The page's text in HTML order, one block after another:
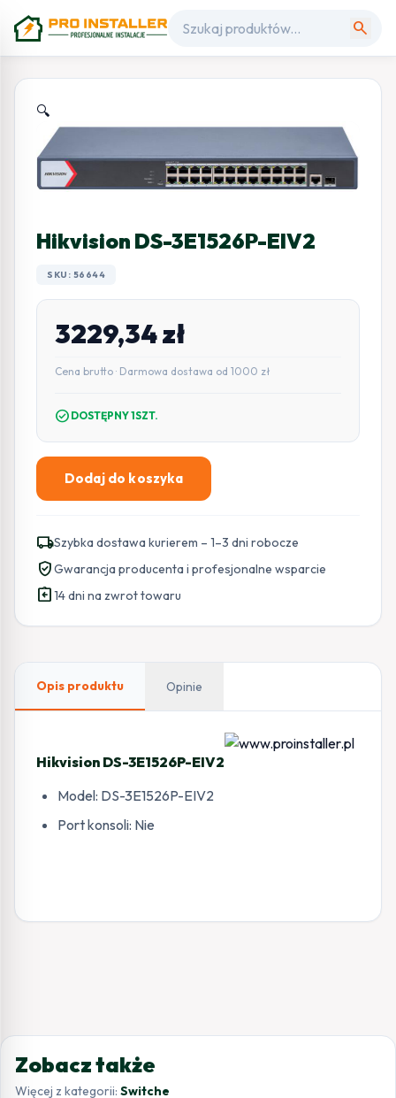
search
🔍
Hikvision DS-3E1526P-EIV2
SKU: 56644
3229,34zł
Cena brutto · Darmowa dostawa od 1000 zł
check_circle DOSTĘPNY 1SZT.
ilość
3E1526P-
EIV2
Dodaj do koszyka
local_shippingSzybka dostawa kurierem – 1–3 dni robocze
verified_userGwarancja producenta i profesjonalne wsparcie
assignment_return14 dni na zwrot towaru
Opis produktu Opinie
Hikvision DS-3E1526P-EIV2
Model: DS-3E1526P-EIV2
Port konsoli: Nie
Zobacz także
Więcej z kategorii: Switche